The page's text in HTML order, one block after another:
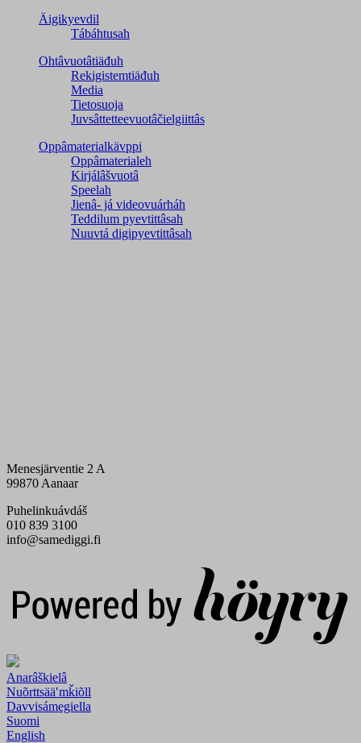
Äigikyevdil
Tábáhtusah
Ohtâvuotâtiäđuh
Rekigistemtiäđuh
Media
Tietosuoja
Juvsâttetteevuotâčielgiittâs
Oppâmaterialkävppi
Oppâmaterialeh
Kirjálâšvuotâ
Speelah
Jienâ- já videovuárháh
Teddilum pyevtittâsah
Nuuvtá digipyevtittâsah
Menesjärventie 2 A
99870 Aanaar
Puhelinkuávdáš
010 839 3100
info@samediggi.fi
Anarâškielâ
Nuõrttsääʹmǩiõll
Davvisámegiella
Suomi
English